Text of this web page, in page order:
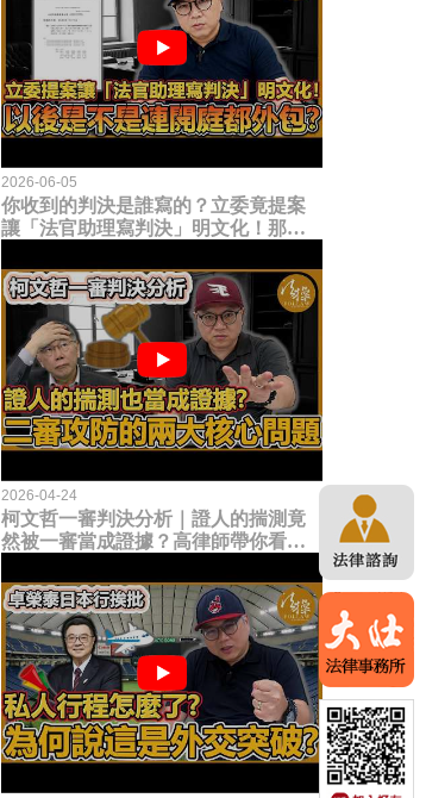
2026-06-05
你收到的判決是誰寫的？立委竟提案
讓「法官助理寫判決」明文化！那以
2026-04-24
柯文哲一審判決分析｜證人的揣測竟
然被一審當成證據？高律師帶你看未